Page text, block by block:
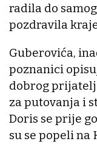
radila do
pozdravila
Guberovića,
poznanici
dobrog
za putovanja i
Doris se prije
su se popeli na